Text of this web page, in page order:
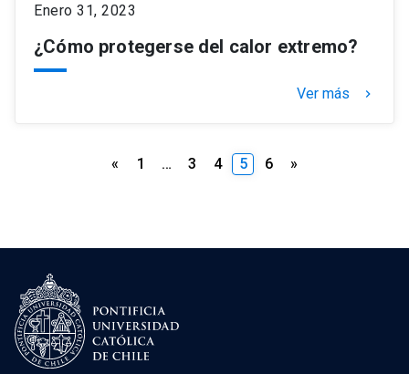
Enero 31, 2023
¿Cómo protegerse del calor extremo?
Ver más keyboard_arrow_right
Paginación
« 1 … 3 4 5 6 »